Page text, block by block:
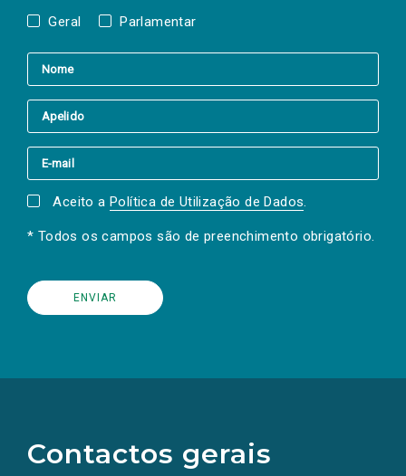
Geral Parlamentar
Aceito a Política de Utilização de Dados.
* Todos os campos são de preenchimento obrigatório.
Contactos gerais
redes
sociais